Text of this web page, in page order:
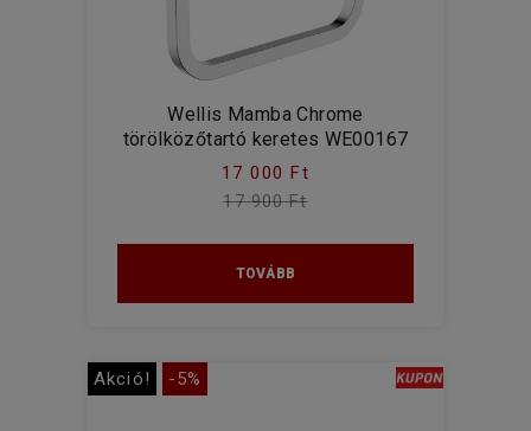
Wellis Mamba Chrome
törölközőtartó keretes WE00167
17 000 Ft
17 900 Ft
TOVÁBB
Akció! -5%